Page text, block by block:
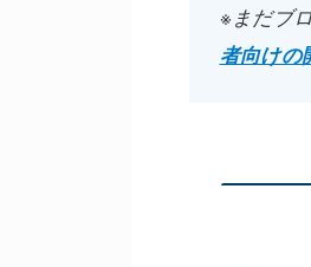
※まだブ
者向けの